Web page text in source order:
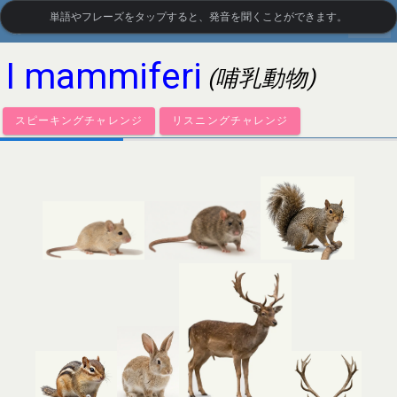
LanguageGuide.org• イタリア語の視覚語彙
I mammiferi (哺乳動物)
スピーキングチャレンジ リスニングチャレンジ
単語やフレーズをタップすると、発音を聞くことができます。